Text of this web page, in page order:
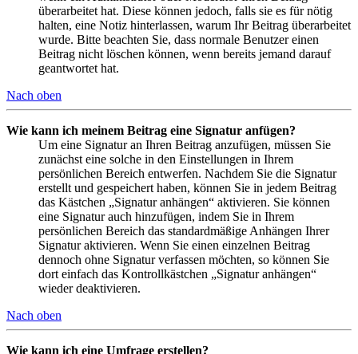
überarbeitet hat. Diese können jedoch, falls sie es für nötig
halten, eine Notiz hinterlassen, warum Ihr Beitrag überarbeitet
wurde. Bitte beachten Sie, dass normale Benutzer einen
Beitrag nicht löschen können, wenn bereits jemand darauf
geantwortet hat.
Nach oben
Wie kann ich meinem Beitrag eine Signatur anfügen?
Um eine Signatur an Ihren Beitrag anzufügen, müssen Sie
zunächst eine solche in den Einstellungen in Ihrem
persönlichen Bereich entwerfen. Nachdem Sie die Signatur
erstellt und gespeichert haben, können Sie in jedem Beitrag
das Kästchen „Signatur anhängen“ aktivieren. Sie können
eine Signatur auch hinzufügen, indem Sie in Ihrem
persönlichen Bereich das standardmäßige Anhängen Ihrer
Signatur aktivieren. Wenn Sie einen einzelnen Beitrag
dennoch ohne Signatur verfassen möchten, so können Sie
dort einfach das Kontrollkästchen „Signatur anhängen“
wieder deaktivieren.
Nach oben
Wie kann ich eine Umfrage erstellen?